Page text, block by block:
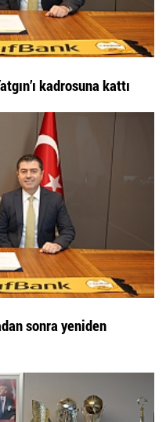
kadrosuna kattı
sonra yeniden